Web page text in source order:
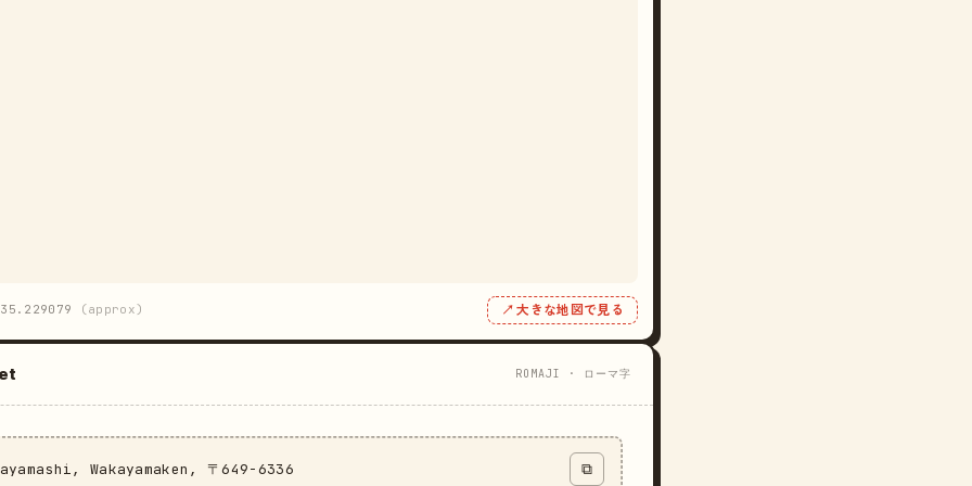
(approx) ↗ 大きな地図で見る
ROMAJI · ローマ字
Wakayamaken, 〒649-6336 ⧉